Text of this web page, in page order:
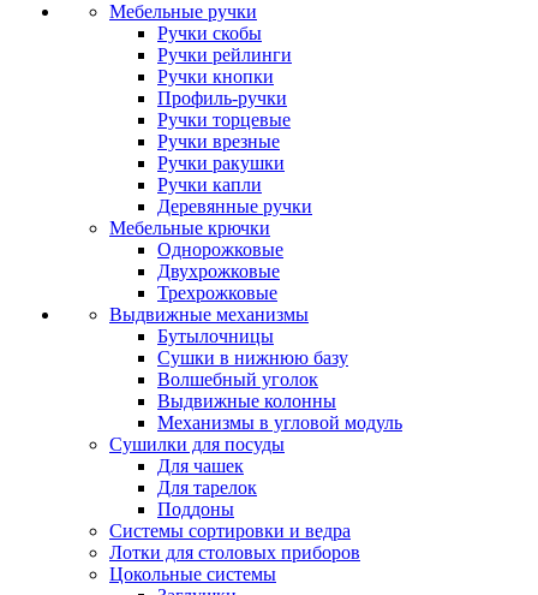
Мебельные ручки
Ручки скобы
Ручки рейлинги
Ручки кнопки
Профиль-ручки
Ручки торцевые
Ручки врезные
Ручки ракушки
Ручки капли
Деревянные ручки
Мебельные крючки
Однорожковые
Двухрожковые
Трехрожковые
Выдвижные механизмы
Бутылочницы
Сушки в нижнюю базу
Волшебный уголок
Выдвижные колонны
Механизмы в угловой модуль
Сушилки для посуды
Для чашек
Для тарелок
Поддоны
Системы сортировки и ведра
Лотки для столовых приборов
Цокольные системы